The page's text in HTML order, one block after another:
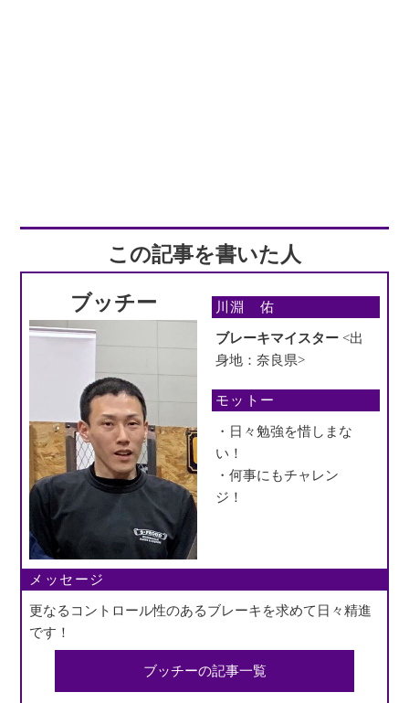
この記事を書いた人
ブッチー 川淵 佑
ブレーキマイスター<出
身地：奈良県>
モットー
・日々勉強を惜しまな
い！
・何事にもチャレン
ジ！
メッセージ
更なるコントロール性のあるブレーキを求めて日々精進
です！
ブッチーの記事一覧